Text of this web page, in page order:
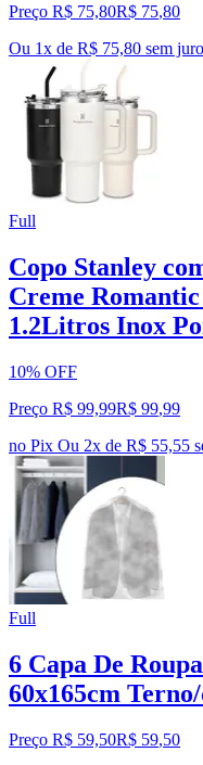
Preço R$ 75,80R$ 75,80
Ou 1x de R$ 75,80 sem
Full
Copo Stanley
Creme
1.2Litros Inox
10% OFF
Preço R$ 99,99R$ 99,99
no Pix Ou 2x de R$ 55,55
Full
6 Capa De
60x165cm
Preço R$ 59,50R$ 59,50